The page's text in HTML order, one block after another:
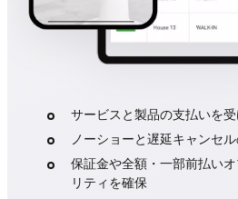
サービスと製品の支払いを
ノーショーと遅延キャンセ
保証金や全額・一部前払い
リティを確保